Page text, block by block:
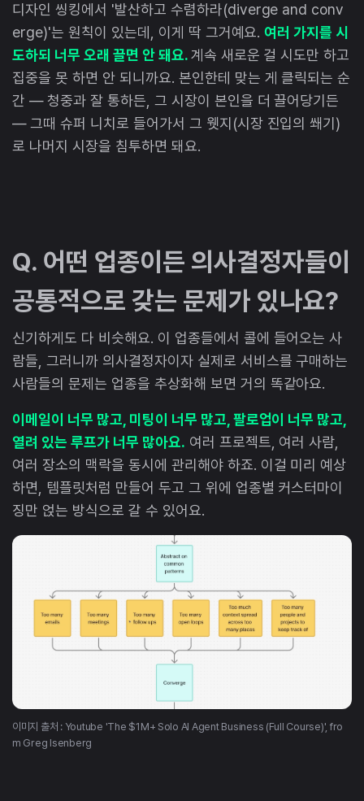
디자인 씽킹에서 '발산하고 수렴하라(diverge and conv
erge)'는 원칙이 있는데, 이게 딱 그거예요.여러 가지를 시
도하되 너무 오래 끌면 안 돼요. 계속 새로운 걸 시도만 하고
집중을 못 하면 안 되니까요. 본인한테 맞는 게 클릭되는 순
간 — 청중과 잘 통하든, 그 시장이 본인을 더 끌어당기든
— 그때 슈퍼 니치로 들어가서 그 웻지(시장 진입의 쐐기)
로 나머지 시장을 침투하면 돼요.
Q. 어떤 업종이든 의사결정자들이
공통적으로 갖는 문제가 있나요?
신기하게도 다 비슷해요. 이 업종들에서 콜에 들어오는 사
람들, 그러니까 의사결정자이자 실제로 서비스를 구매하는
사람들의 문제는 업종을 추상화해 보면 거의 똑같아요.
이메일이 너무 많고, 미팅이 너무 많고, 팔로업이 너무 많고,
열려 있는 루프가 너무 많아요. 여러 프로젝트, 여러 사람,
여러 장소의 맥락을 동시에 관리해야 하죠. 이걸 미리 예상
하면, 템플릿처럼 만들어 두고 그 위에 업종별 커스터마이
징만 얹는 방식으로 갈 수 있어요.
이미지 출처 : Youtube 'The $1M+ Solo AI Agent Business (Full Course)', fro
m Greg Isenberg